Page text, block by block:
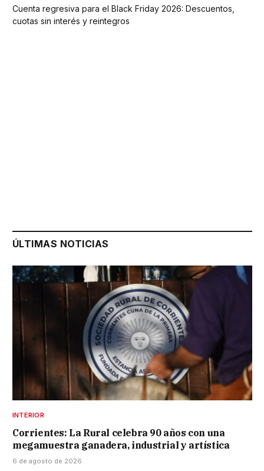
Cuenta regresiva para el Black Friday 2026: Descuentos,
cuotas sin interés y reintegros
ÚLTIMAS NOTICIAS
INTERIOR
Corrientes: La Rural celebra 90 años con una
megamuestra ganadera, industrial y artística
6 de agosto de 2026